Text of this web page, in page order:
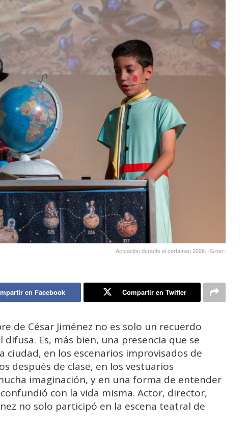
Actuación durante el certamen 2026. -Giner-
en Facebook Compartir en Twitter
de César Jiménez no es solo un recuerdo
Es, más bien, una presencia que se
ciudad, en los escenarios improvisados de
después de clase, en los vestuarios
imaginación, y en una forma de entender
con la vida misma. Actor, director,
no solo participó en la escena teatral de